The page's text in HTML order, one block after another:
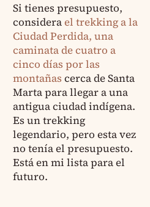
Si tienes presupuesto,
considerael trekking a la
Ciudad Perdida, una
caminata de cuatro a
cinco días por las
montañas cerca de Santa
Marta para llegar a una
antigua ciudad indígena.
Es un trekking
legendario, pero esta vez
no tenía el presupuesto.
Está en mi lista para el
futuro.